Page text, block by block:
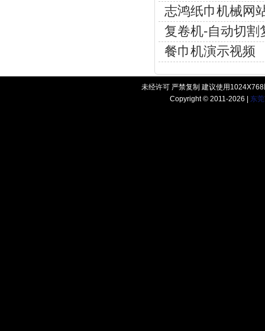
志鸿纸巾机械网
复卷机-自动切割
餐巾机演示视频
未经许可 严禁复制 建议使用
Copyright © 2011-2026 | 东